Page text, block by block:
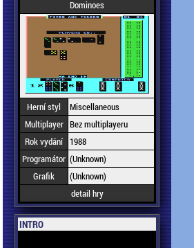
Dominoes
Herní styl
Miscellaneous
Multiplayer Bez multiplayeru
Rok vydání
1988
Programátor (Unknown)
Grafik
(Unknown)
detail hry
INTRO